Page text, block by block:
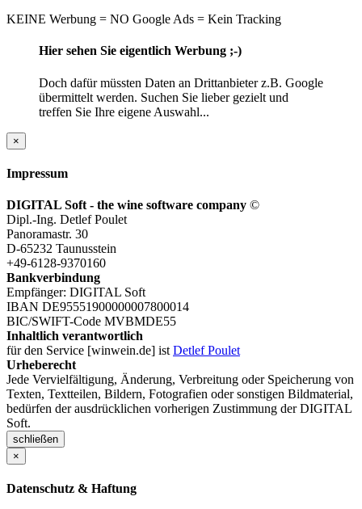
KEINE Werbung = NO Google Ads = Kein Tracking
Hier sehen Sie eigentlich Werbung ;-)
Doch dafür müssten Daten an Drittanbieter z.B. Google
übermittelt werden. Suchen Sie lieber gezielt und
treffen Sie Ihre eigene Auswahl...
×
Impressum
DIGITAL Soft - the wine software company ©
Dipl.-Ing. Detlef Poulet
Panoramastr. 30
D-65232 Taunusstein
+49-6128-9370160
Bankverbindung
Empfänger: DIGITAL Soft
IBAN DE95551900000007800014
BIC/SWIFT-Code MVBMDE55
Inhaltlich verantwortlich
für den Service [winwein.de] ist Detlef Poulet
Urheberecht
Jede Vervielfältigung, Änderung, Verbreitung oder Speicherung von
Texten, Textteilen, Bildern, Fotografien oder sonstigen Bildmaterial,
bedürfen der ausdrücklichen vorherigen Zustimmung der DIGITAL
Soft.
schließen
×
Datenschutz & Haftung